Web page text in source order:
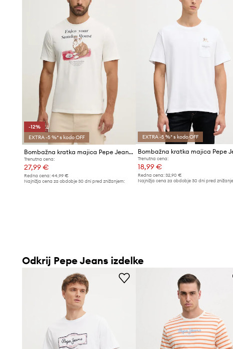
-12%
EXTRA -5 %* s kodo OFF
Bombažna kratka majica Pepe Jeans AXEL TEE
Trenutna cena:
27,99 €
Redna cena: 44,99 €
Najnižja cena za obdobje 30 dni pred znižanjem:
EXTRA -5 %* s kodo OFF
Trenutna cena:
18,99 €
Redna cena:32,90 €
Najnižja cena za obdobje 30 dni pred
Odkrij Pepe Jeans izdelke